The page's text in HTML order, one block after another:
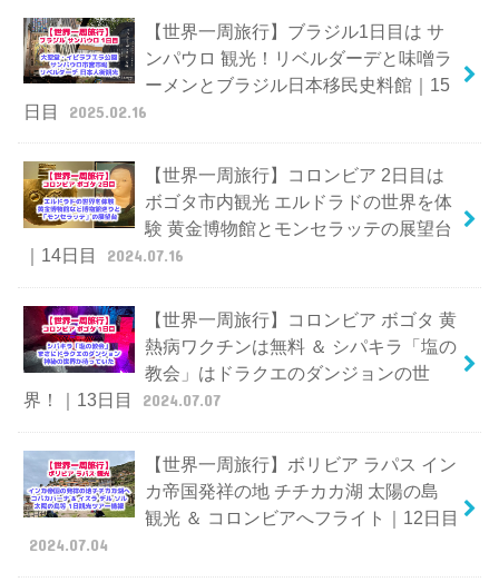
【世界一周旅行】ブラジル1日目は サ
ンパウロ 観光！リベルダーデと味噌ラ
ーメンとブラジル日本移民史料館｜15
日目
2025.02.16
【世界一周旅行】コロンビア 2日目は
ボゴタ市内観光 エルドラドの世界を体
験 黄金博物館とモンセラッテの展望台
｜14日目
2024.07.16
【世界一周旅行】コロンビア ボゴタ 黄
熱病ワクチンは無料 ＆ シパキラ「塩の
教会」はドラクエのダンジョンの世
界！｜13日目
2024.07.07
【世界一周旅行】ボリビア ラパス イン
カ帝国発祥の地 チチカカ湖 太陽の島
観光 ＆ コロンビアへフライト｜12日目
2024.07.04